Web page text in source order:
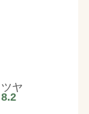
ツヤ
8.2